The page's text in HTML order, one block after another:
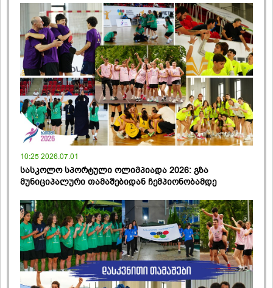
10:25 2026.07.01
სასკოლო სპორტული ოლიმპიადა 2026: გზა
მუნიციპალური თამაშებიდან ჩემპიონობამდე